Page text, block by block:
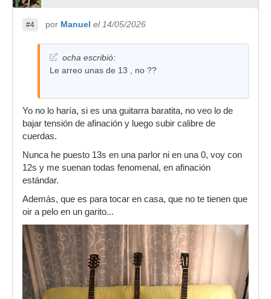
#4 por Manuel el 14/05/2026
ocha escribió:
Le arreo unas de 13 , no ??
Yo no lo haría, si es una guitarra baratita, no veo lo de
bajar tensión de afinación y luego subir calibre de
cuerdas.
Nunca he puesto 13s en una parlor ni en una 0, voy con
12s y me suenan todas fenomenal, en afinación
estándar.
Además, que es para tocar en casa, que no te tienen que
oir a pelo en un garito...